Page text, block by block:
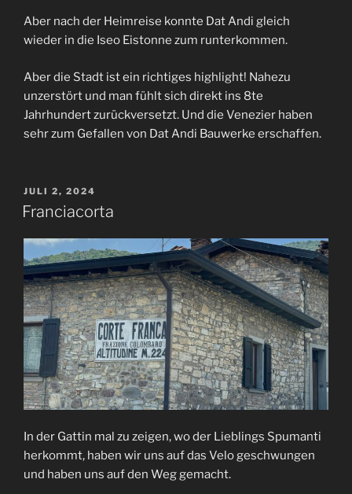
Aber nach der Heimreise konnte Dat Andi gleich
wieder in die Iseo Eistonne zum runterkommen.
Aber die Stadt ist ein richtiges highlight! Nahezu
unzerstört und man fühlt sich direkt ins 8te
Jahrhundert zurückversetzt. Und die Venezier haben
sehr zum Gefallen von Dat Andi Bauwerke erschaffen.
VERÖFFENTLICHT
AM
JULI 2, 2024
Franciacorta
In der Gattin mal zu zeigen, wo der Lieblings Spumanti
herkommt, haben wir uns auf das Velo geschwungen
und haben uns auf den Weg gemacht.